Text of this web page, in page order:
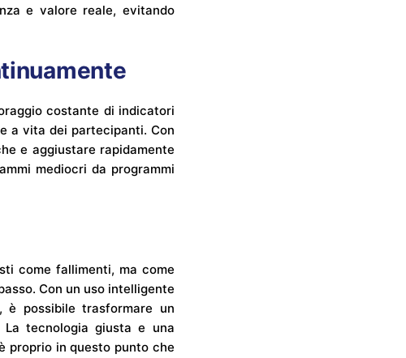
e valore reale, evitando
costante di indicatori
a vita dei partecipanti. Con
e aggiustare rapidamente
mediocri da programmi
come fallimenti, ma come
Con un uso intelligente
è possibile trasformare un
tecnologia giusta e una
proprio in questo punto che